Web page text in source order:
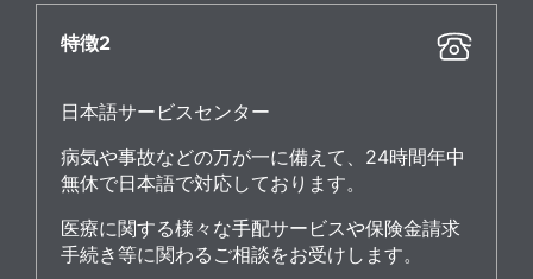
特徴2
日本語サービスセンター
病気や事故などの万が一に備えて、24時間年中
無休で日本語で対応しております。
医療に関する様々な手配サービスや保険金請求
手続き等に関わるご相談をお受けします。